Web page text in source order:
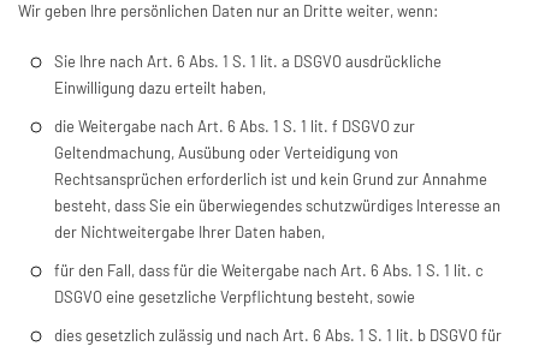
Wir geben Ihre persönlichen Daten nur an Dritte weiter, wenn:
Sie Ihre nach Art. 6 Abs. 1 S. 1 lit. a DSGVO ausdrückliche
Einwilligung dazu erteilt haben,
die Weitergabe nach Art. 6 Abs. 1 S. 1 lit. f DSGVO zur
Geltendmachung, Ausübung oder Verteidigung von
Rechtsansprüchen erforderlich ist und kein Grund zur Annahme
besteht, dass Sie ein überwiegendes schutzwürdiges Interesse an
der Nichtweitergabe Ihrer Daten haben,
für den Fall, dass für die Weitergabe nach Art. 6 Abs. 1 S. 1 lit. c
DSGVO eine gesetzliche Verpflichtung besteht, sowie
dies gesetzlich zulässig und nach Art. 6 Abs. 1 S. 1 lit. b DSGVO für